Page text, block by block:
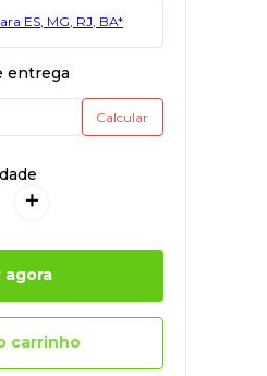
ES, MG, RJ, BA*
＋
agora
carrinho